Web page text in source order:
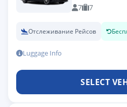
7 7
Отслеживание Рейсов
Luggage Info
SELECT